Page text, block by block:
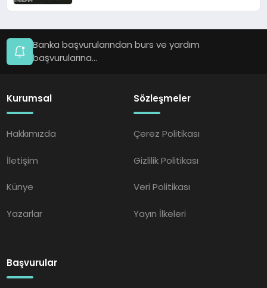
Banka başvurularından burs ve yardım
başvurularına...
Kurumsal
Hakkımızda
İletişim
Künye
Yazarlar
Sözleşmeler
Çerez Politikası
Gizlilik Politikası
Veri Politikası
Yayın İlkeleri
Başvurular